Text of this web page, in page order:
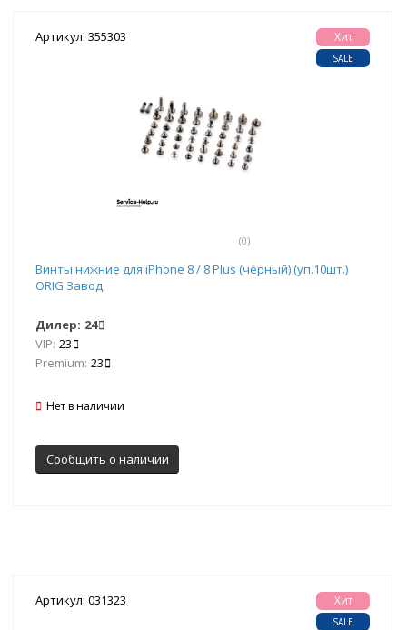
Артикул: 355303
(0)
Хит
SALE
Винты нижние для iPhone 8 / 8 Plus (чёрный) (уп.10шт.)
ORIG Завод
Дилер: 24
VIP: 23
Premium: 23
Нет в наличии
Сообщить о наличии
Артикул: 031323 Хит
SALE